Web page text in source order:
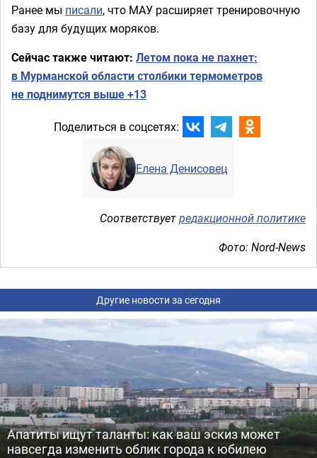
Ранее мы писали, что МАУ расширяет тренировочную
базу для будущих моряков.
Сейчас также читают: Летом пока не пахнет:
в Мурманской области столбики термометров
не поднимутся выше +13
Поделиться в соцсетях:
Елена Денисовец
Соответствуетредакционной политике
Фото: Nord-News
Другие новости за сегодня
Апатиты ищут таланты: как ваш эскиз может
навсегда изменить облик города к юбилею